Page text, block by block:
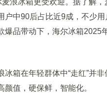
浪冰箱更受欢迎。据了解
户中90后占比近9成，不少
爆品带动下，海尔冰箱2025
在年轻群体中“走红”并非
颜值，硬保鲜，智能化。